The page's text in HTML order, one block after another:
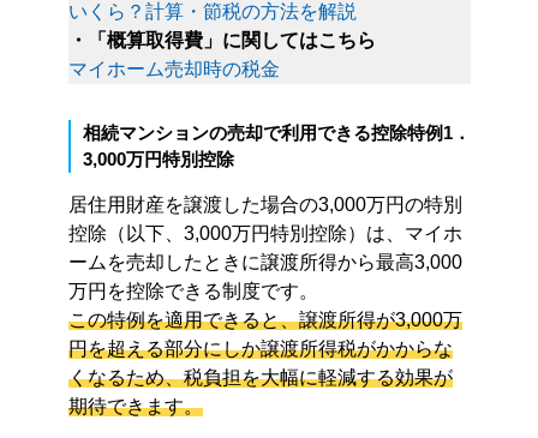
いくら？計算・節税の方法を解説
・「概算取得費」に関してはこちら
マイホーム売却時の税金
相続マンションの売却で利用できる控除特例1．
3,000万円特別控除
居住用財産を譲渡した場合の3,000万円の特別
控除（以下、3,000万円特別控除）は、マイホ
ームを売却したときに譲渡所得から最高3,000
万円を控除できる制度です。
この特例を適用できると、譲渡所得が3,000万
円を超える部分にしか譲渡所得税がかからな
くなるため、税負担を大幅に軽減する効果が
期待できます。